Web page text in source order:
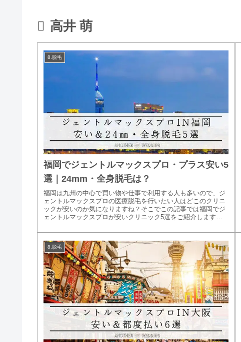
高井 萌
8.脱毛
福岡でジェントルマックスプロ・プラス安い5
選｜24mm・全身脱毛は？
福岡は九州の中心で買い物や仕事で利用する人も多いので、ジ
ェントルマックスプロの医療脱毛を行いたい人はどこのクリニ
ックが安いのか気になりますね？そこでこの記事では福岡でジ
ェントルマックスプロが安いクリニック5選をご紹介します。
8.脱毛